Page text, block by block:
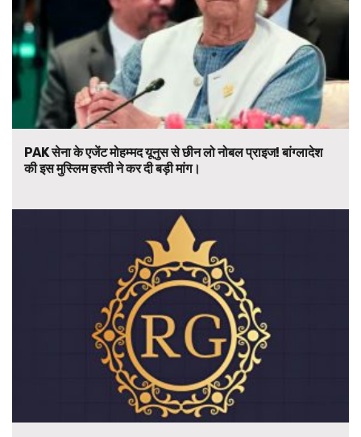
PAK सेना के एजेंट मोहम्मद यूनुस से छीन लो नोबल प्राइज! बांग्लादेश
की इस मुस्लिम हस्ती ने कर दी बड़ी मांग।